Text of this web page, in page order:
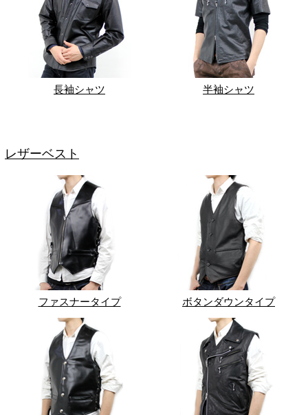
長袖シャツ 半袖シャツ
レザーベスト
ファスナータイプ ボタンダウンタイプ